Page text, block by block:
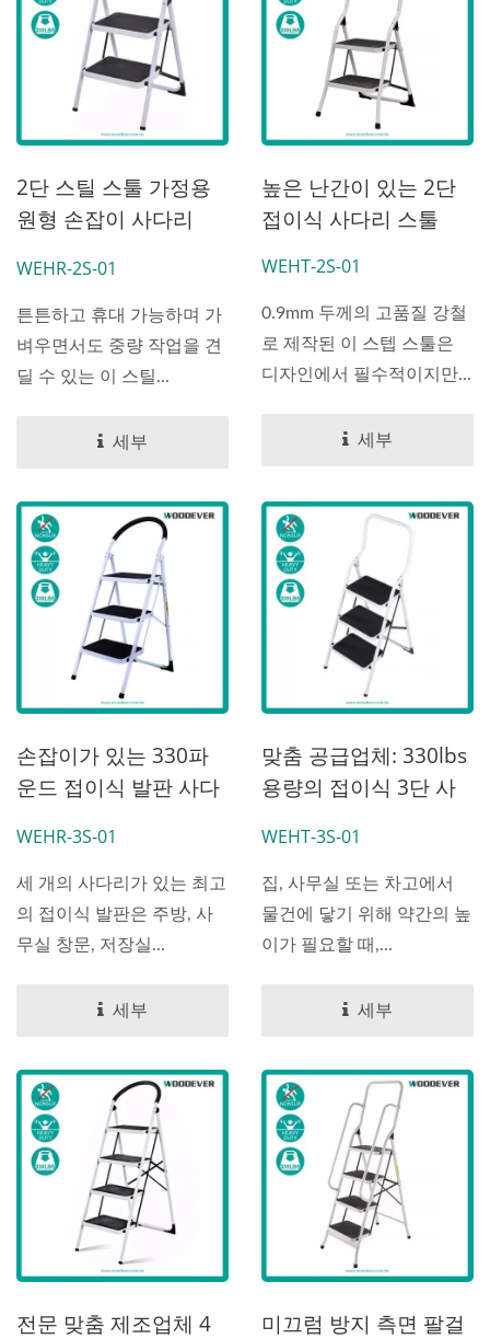
2단 스틸 스툴 가정용
원형 손잡이 사다리
WEHR-2S-01
튼튼하고 휴대 가능하며 가
벼우면서도 중량 작업을 견
딜 수 있는 이 스틸...
세부
높은 난간이 있는 2단
접이식 사다리 스툴
WEHT-2S-01
0.9mm 두께의 고품질 강철
로 제작된 이 스텝 스툴은
디자인에서 필수적이지만...
세부
손잡이가 있는 330파
운드 접이식 발판 사다
WEHR-3S-01
세 개의 사다리가 있는 최고
의 접이식 발판은 주방, 사
무실 창문, 저장실...
세부
맞춤 공급업체: 330lbs
용량의 접이식 3단 사
WEHT-3S-01
집, 사무실 또는 차고에서
물건에 닿기 위해 약간의 높
이가 필요할 때,...
세부
전문 맞춤 제조업체 4
미끄럼 방지 측면 팔걸